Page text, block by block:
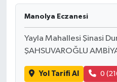
Manolya Eczanesi
Yayla Mahallesi Şinasi
ŞAHSUVAROĞLU
Yol Tarifi Al 0